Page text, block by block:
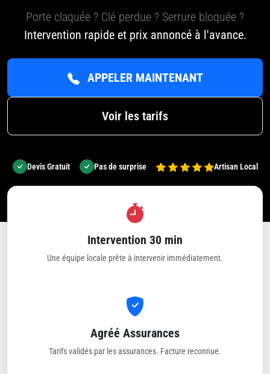
Porte claquée ? Clé perdue ? Serrure bloquée ?
Intervention rapide et prix annoncé à l'avance.
APPELER MAINTENANT
Voir les tarifs
Devis Gratuit Pas de surprise Artisan Local
Intervention 30 min
Une équipe locale prête à intervenir immédiatement.
Agréé Assurances
Tarifs validés par les assurances. Facture reconnue.